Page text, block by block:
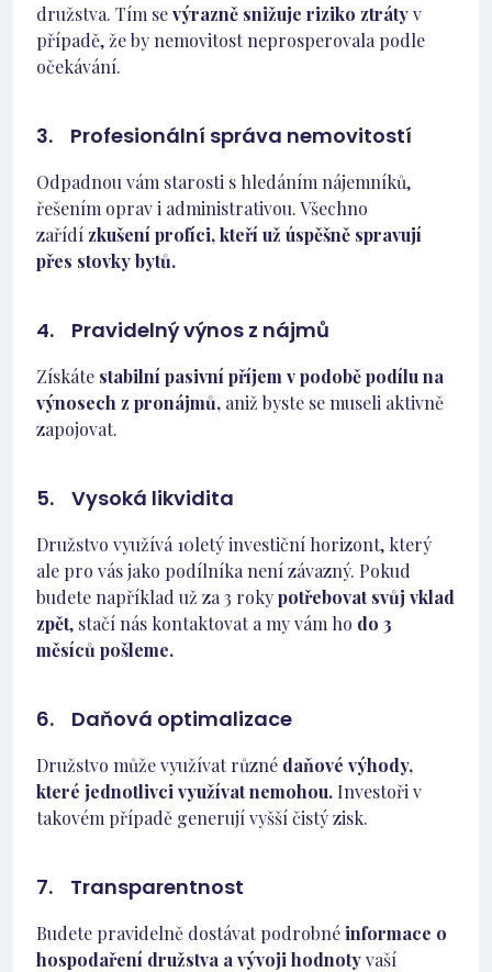
družstva. Tím sevýrazně snižuje riziko ztrátyv
případě, že by nemovitost neprosperovala podle
očekávání.
3. Profesionální správa nemovitostí
Odpadnou vám starosti s hledáním nájemníků,
řešením oprav i administrativou. Všechno
zařídí zkušení profíci, kteří už úspěšně spravují
přes stovky bytů.
4. Pravidelný výnos z nájmů
Získáte stabilní pasivní příjem v podobě podílu na
výnosech z pronájmů, aniž byste se museli aktivně
zapojovat.
5. Vysoká likvidita
Družstvo využívá 10letý investiční horizont, který
ale pro vás jako podílníka není závazný. Pokud
budete například už za 3 rokypotřebovat svůj vklad
zpět, stačí nás kontaktovat a my vám ho do 3
měsíců pošleme.
6. Daňová optimalizace
Družstvo může využívat různé daňové výhody,
které jednotlivci využívat nemohou. Investoři v
takovém případě generují vyšší čistý zisk.
7. Transparentnost
Budete pravidelně dostávat podrobnéinformace o
hospodaření družstva a vývoji hodnotyvaší